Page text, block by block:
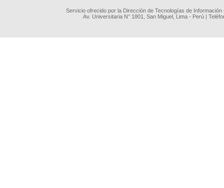
Servicio ofrecido por la Dirección de Tecnologías de
Av. Universitaria N° 1801, San Miguel, Lima - Perú |